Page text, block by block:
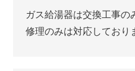
ガス給湯器は交換工事の
修理のみは対応しており